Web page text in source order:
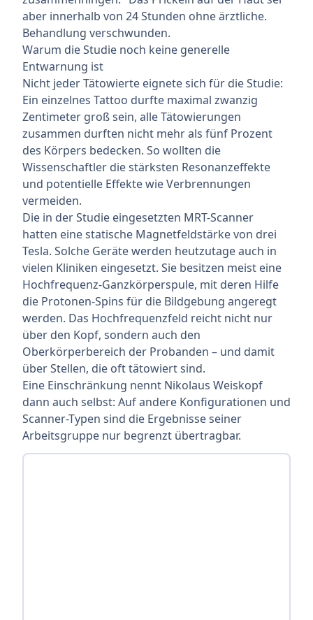
aber innerhalb von 24 Stunden ohne ärztliche.
Behandlung verschwunden.
Warum die Studie noch keine generelle
Entwarnung ist
Nicht jeder Tätowierte eignete sich für die Studie:
Ein einzelnes Tattoo durfte maximal zwanzig
Zentimeter groß sein, alle Tätowierungen
zusammen durften nicht mehr als fünf Prozent
des Körpers bedecken. So wollten die
Wissenschaftler die stärksten Resonanzeffekte
und potentielle Effekte wie Verbrennungen
vermeiden.
Die in der Studie eingesetzten MRT-Scanner
hatten eine statische Magnetfeldstärke von drei
Tesla. Solche Geräte werden heutzutage auch in
vielen Kliniken eingesetzt. Sie besitzen meist eine
Hochfrequenz-Ganzkörperspule, mit deren Hilfe
die Protonen-Spins für die Bildgebung angeregt
werden. Das Hochfrequenzfeld reicht nicht nur
über den Kopf, sondern auch den
Oberkörperbereich der Probanden – und damit
über Stellen, die oft tätowiert sind.
Eine Einschränkung nennt Nikolaus Weiskopf
dann auch selbst: Auf andere Konfigurationen und
Scanner-Typen sind die Ergebnisse seiner
Arbeitsgruppe nur begrenzt übertragbar.